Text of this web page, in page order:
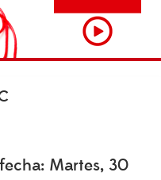
Martes, 30